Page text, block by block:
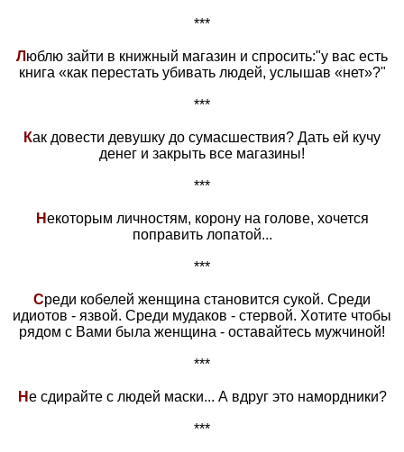
***
Л юблю зайти в книжный магазин и спросить:"у вас есть
книга «как перестать убивать людей, услышав «нет»?"
***
Как довести девушку до сумасшествия? Дать ей кучу
денег и закрыть все магазины!
***
Некоторым личностям, корону на голове, хочется
поправить лопатой...
***
Среди кобелей женщина становится сукой. Cреди
идиотов - язвой. Среди мудаков - стервой. Хотите чтобы
рядом с Вами была женщина - оставайтесь мужчиной!
***
Не сдирайте с людей маски... А вдруг это намордники?
***